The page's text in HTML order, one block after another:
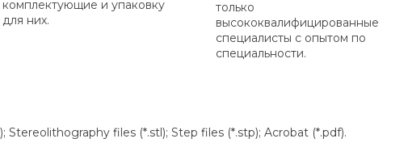
комплектующие и упаковку
для них.
только
высококвалифицированные
специалисты с опытом по
специальности.
files (*.stl); Step files (*.stp); Acrobat (*.pdf).